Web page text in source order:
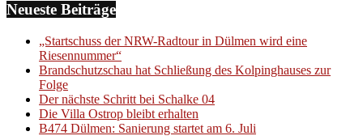
Neueste Beiträge
„Startschuss der NRW-Radtour in Dülmen wird eine
Riesennummer“
Brandschutzschau hat Schließung des Kolpinghauses zur
Folge
Der nächste Schritt bei Schalke 04
Die Villa Ostrop bleibt erhalten
B474 Dülmen: Sanierung startet am 6. Juli